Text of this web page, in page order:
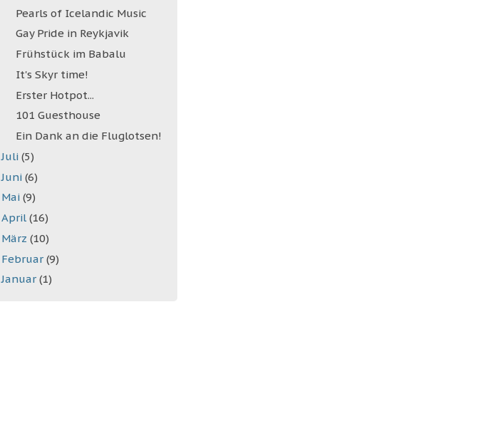
Pearls of Icelandic Music
Gay Pride in Reykjavik
Frühstück im Babalu
It's Skyr time!
Erster Hotpot...
101 Guesthouse
Ein Dank an die Fluglotsen!
Juli (5)
Juni (6)
Mai (9)
April (16)
März (10)
Februar (9)
Januar (1)